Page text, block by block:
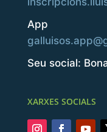
App
Seu social:
XARXES SOCIALS